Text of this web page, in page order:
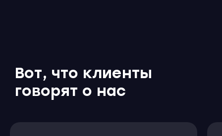
Вот, что клиенты
говорят о нас